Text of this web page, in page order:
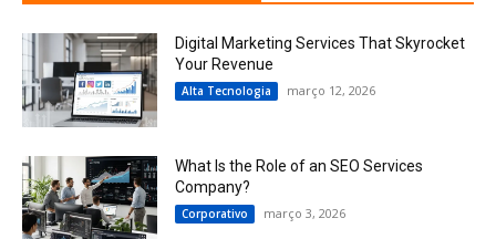
Digital Marketing Services That Skyrocket
Your Revenue
Alta Tecnologia março 12, 2026
What Is the Role of an SEO Services
Company?
Corporativo março 3, 2026